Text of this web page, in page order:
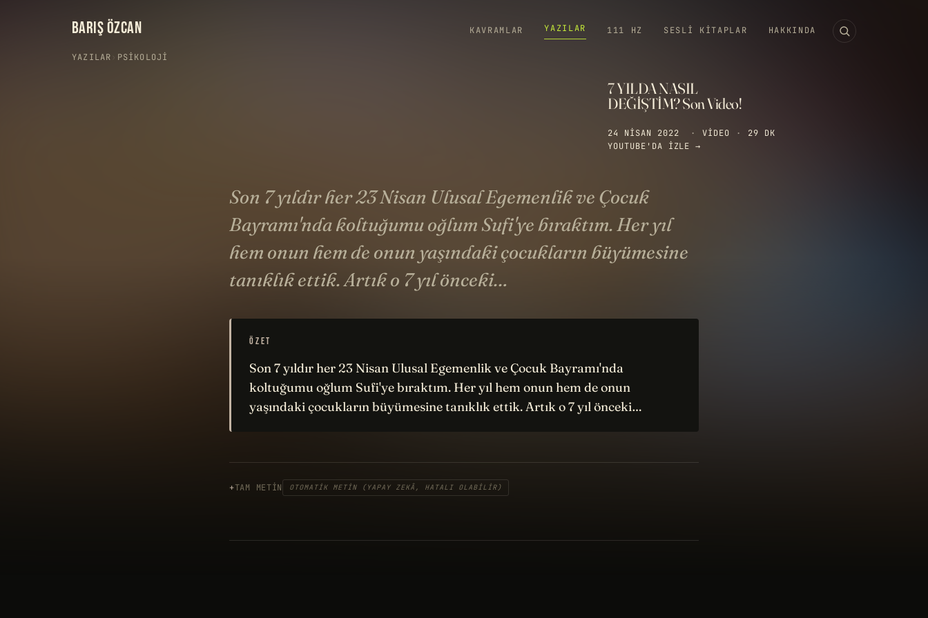
BARIŞ ÖZCAN KAVRAMLAR YAZILAR 111 HZ SESLI KITAPLAR HAKKINDA
YAZILAR PSIKOLOJI
7 YILDA NASIL
DEĞİŞTİM? Son Video!
24 NISAN 2022 · VIDEO ·
29 DK
YOUTUBE'DA IZLE →
Son 7 yıldır her 23 Nisan Ulusal Egemenlik ve Çocuk
Bayramı'nda koltuğumu oğlum Sufi'ye bıraktım. Her yıl
hem onun hem de onun yaşındaki çocukların büyümesine
tanıklık ettik. Artık o 7 yıl önceki…
ÖZET
Son 7 yıldır her 23 Nisan Ulusal Egemenlik ve Çocuk Bayramı'nda
koltuğumu oğlum Sufi'ye bıraktım. Her yıl hem onun hem de onun
yaşındaki çocukların büyümesine tanıklık ettik. Artık o 7 yıl önceki…
TAM METIN OTOMATIK METIN (YAPAY ZEKÂ, HATALI OLABILIR)